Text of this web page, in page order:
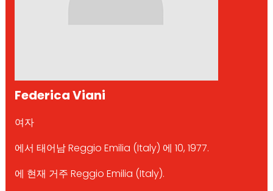
Federica Viani
여자
에서 태어남 Reggio Emilia (Italy) 에 10, 1977.
에 현재 거주 Reggio Emilia (Italy).